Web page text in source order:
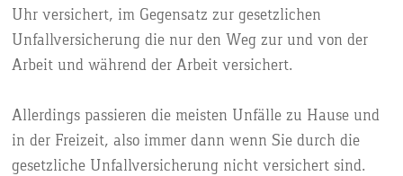
Uhr versichert, im Gegensatz zur gesetzlichen
Unfallversicherung die nur den Weg zur und von der
Arbeit und während der Arbeit versichert.
Allerdings passieren die meisten Unfälle zu Hause und
in der Freizeit, also immer dann wenn Sie durch die
gesetzliche Unfallversicherung nicht versichert sind.